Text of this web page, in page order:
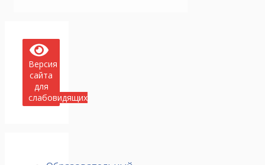
Версия
сайта
для
слабовидящих